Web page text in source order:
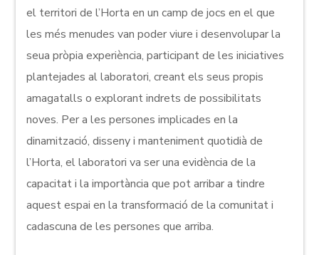
el territori de l’Horta en un camp de jocs en el que
les més menudes van poder viure i desenvolupar la
seua pròpia experiència, participant de les iniciatives
plantejades al laboratori, creant els seus propis
amagatalls o explorant indrets de possibilitats
noves. Per a les persones implicades en la
dinamització, disseny i manteniment quotidià de
l’Horta, el laboratori va ser una evidència de la
capacitat i la importància que pot arribar a tindre
aquest espai en la transformació de la comunitat i
cadascuna de les persones que arriba.